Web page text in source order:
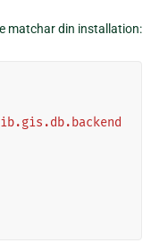
matchar din installation: